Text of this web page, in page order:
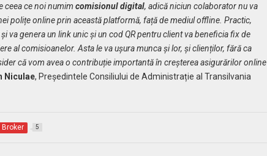
ceea ce noi numim comisionul digital, adică niciun colaborator nu va
polițe online prin această platformă, față de mediul offline. Practic,
va genera un link unic și un cod QR pentru client va beneficia fix de
al comisioanelor. Asta le va ușura munca și lor, și clienților, fără ca
că vom avea o contribuție importantă în creșterea asigurărilor online
Niculae, Președintele Consiliului de Administrație al Transilvania
5